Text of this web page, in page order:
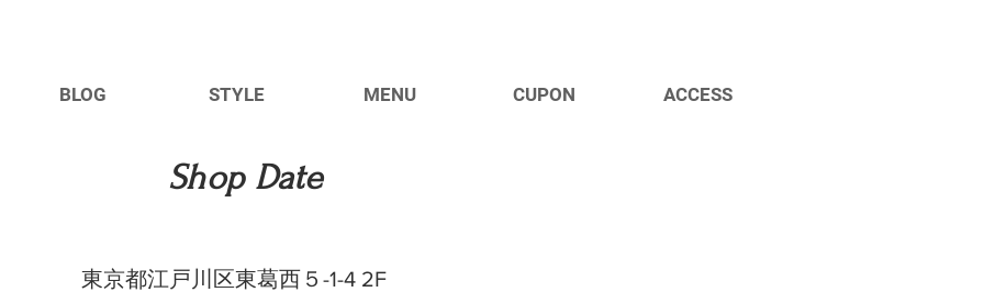
BLOG MENU
STYLE CUPON ACCESS
​Shop Date
東京都江戸川区東葛西５-1-4 2F